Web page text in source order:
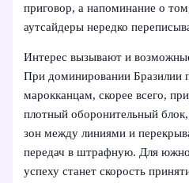
приговор, а напоминание о
аутсайдеры нередко
Интерес вызывают и
При доминировании Бразилии
марокканцам, скорее всего,
плотный оборонительный
зон между линиями и
передач в штрафную. Для
успеху станет скорость